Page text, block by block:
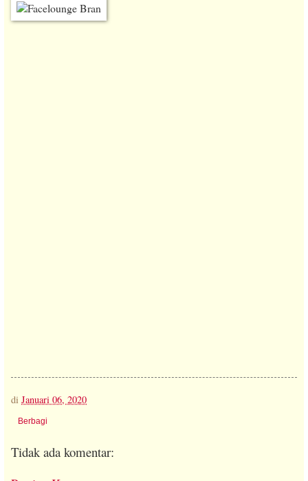
di Januari 06, 2020
Berbagi
Tidak ada komentar: